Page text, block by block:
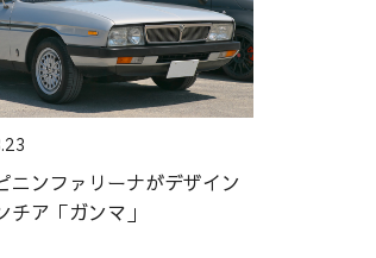
ニンファリーナがデザイン
チア「ガンマ」